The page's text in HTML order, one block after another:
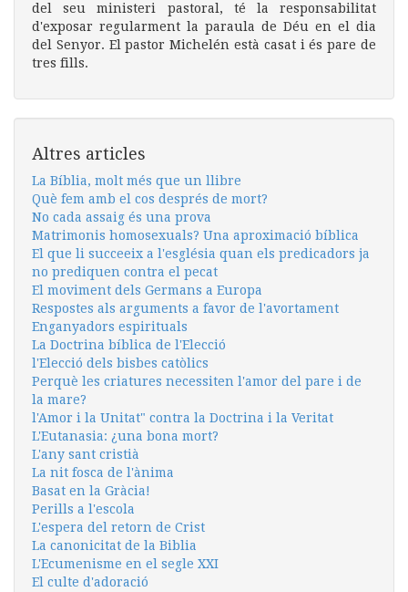
del seu ministeri pastoral, té la responsabilitat
d'exposar regularment la paraula de Déu en el dia
del Senyor. El pastor Michelén està casat i és pare de
tres fills.
Altres articles
La Bíblia, molt més que un llibre
Què fem amb el cos després de mort?
No cada assaig és una prova
Matrimonis homosexuals? Una aproximació bíblica
El que li succeeix a l'església quan els predicadors ja
no prediquen contra el pecat
El moviment dels Germans a Europa
Respostes als arguments a favor de l'avortament
Enganyadors espirituals
La Doctrina bíblica de l'Elecció
l'Elecció dels bisbes catòlics
Perquè les criatures necessiten l'amor del pare i de
la mare?
l'Amor i la Unitat" contra la Doctrina i la Veritat
L'Eutanasia: ¿una bona mort?
L'any sant cristià
La nit fosca de l'ànima
Basat en la Gràcia!
Perills a l'escola
L'espera del retorn de Crist
La canonicitat de la Biblia
L'Ecumenisme en el segle XXI
El culte d'adoració